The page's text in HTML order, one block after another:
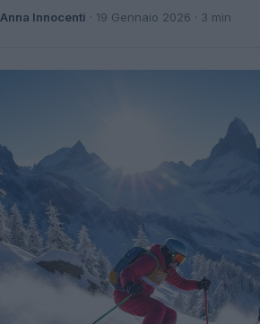
Anna Innocenti · 19 Gennaio 2026 · 3 min